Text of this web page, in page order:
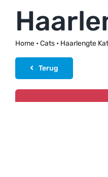
Home• Cats• Haarlengte
Terug